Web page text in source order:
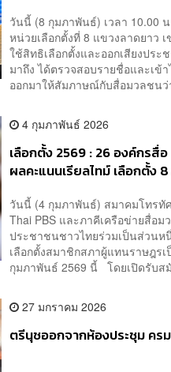
วันนี้ (8 กุมภาพันธ์) เวลา 10.00
หน่วยเลือกตั้งที่ 8 แขวงลาดยาว
ใช้สิทธิเลือกตั้งและออกเสียงปร
มาถึง ได้ตรวจสอบรายชื่อและเข้
ออกมาให้สัมภาษณ์กับสื่อมวลชนว่
4 กุมภาพันธ์ 2026
เลือกตั้ง 2569 : 26 องค์กรสื่
ผลคะแนนเรียลไทม์ เลือกตั้ง
วันนี้ (4 กุมภาพันธ์) สมาคมโทรทั
Thai PBS และภาคีเครือข่ายสื่อ
ประชาชนชาวไทยร่วมเป็นส่วนห
เลือกตั้งสมาชิกสภาผู้แทนราษฎร
กุมภาพันธ์ 2569 นี้ โดยเปิดรับส
27 มกราคม 2026
ตรีนุชออกจากห้องประชุม คร